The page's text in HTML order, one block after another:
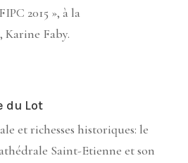
2015 », à la
Karine Faby.
du Lot
et richesses historiques: le
Saint-Etienne et son